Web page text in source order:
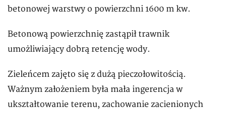
betonowej warstwy o powierzchni 1600 m kw.
Betonową powierzchnię zastąpił trawnik
umożliwiający dobrą retencję wody.
Zieleńcem zajęto się z dużą pieczołowitością.
Ważnym założeniem była mała ingerencja w
ukształtowanie terenu, zachowanie zacienionych